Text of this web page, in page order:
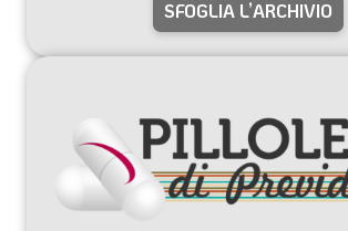
SFOGLIA L’ARCHIVIO